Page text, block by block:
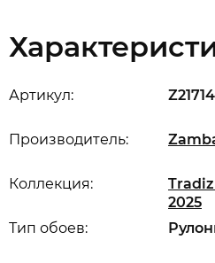
Артикул: Z21714
Производитель:
Коллекция:
2025
Тип обоев: